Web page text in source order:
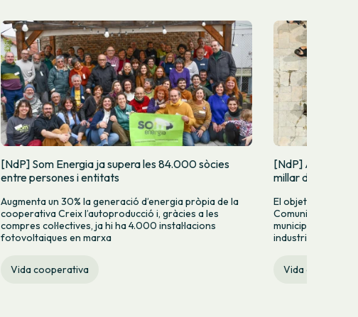
[NdP] Som Energia ja supera les 84.000 sòcies
entre persones i entitats
Augmenta un 30% la generació d’energia pròpia de la
cooperativa Creix l’autoproducció i, gràcies a les
compres col·lectives, ja hi ha 4.000 instal·lacions
fotovoltaiques en marxa
Vida cooperativa
[NdP] Arranca
millar de
El objetivo es
Comunidad
municipios,
industriales de
Vida